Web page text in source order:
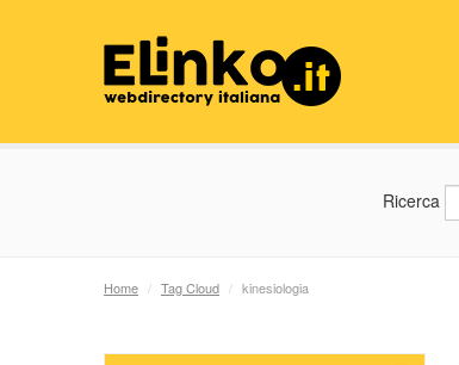
Ricerca
Home / Tag Cloud / kinesiologia